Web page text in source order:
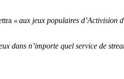
« aux jeux populaires d’Activision
dans n’importe quel service de